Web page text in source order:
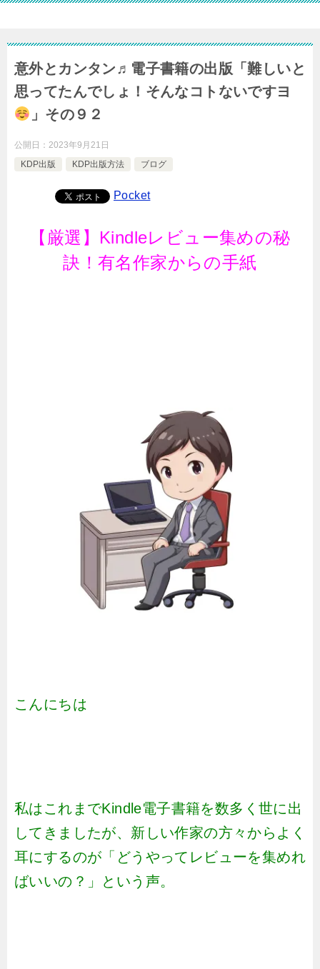
意外とカンタン♬電子書籍の出版「難しいと
思ってたんでしょ！そんなコトないですヨ
」その９２
公開日： 2023年9月21日
KDP出版
KDP出版方法 ブログ
Pocket
【厳選】Kindleレビュー集めの秘
訣！有名作家からの手紙
こんにちは
私はこれまでKindle電子書籍を数多く世に出
してきましたが、新しい作家の方々からよく
耳にするのが「どうやってレビューを集めれ
ばいいの？」という声。